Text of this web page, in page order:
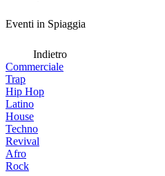
Eventi in Spiaggia
Indietro
Commerciale
Trap
Hip Hop
Latino
House
Techno
Revival
Afro
Rock